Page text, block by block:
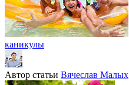
каникулы
Автор статьи Вячеслав Малых